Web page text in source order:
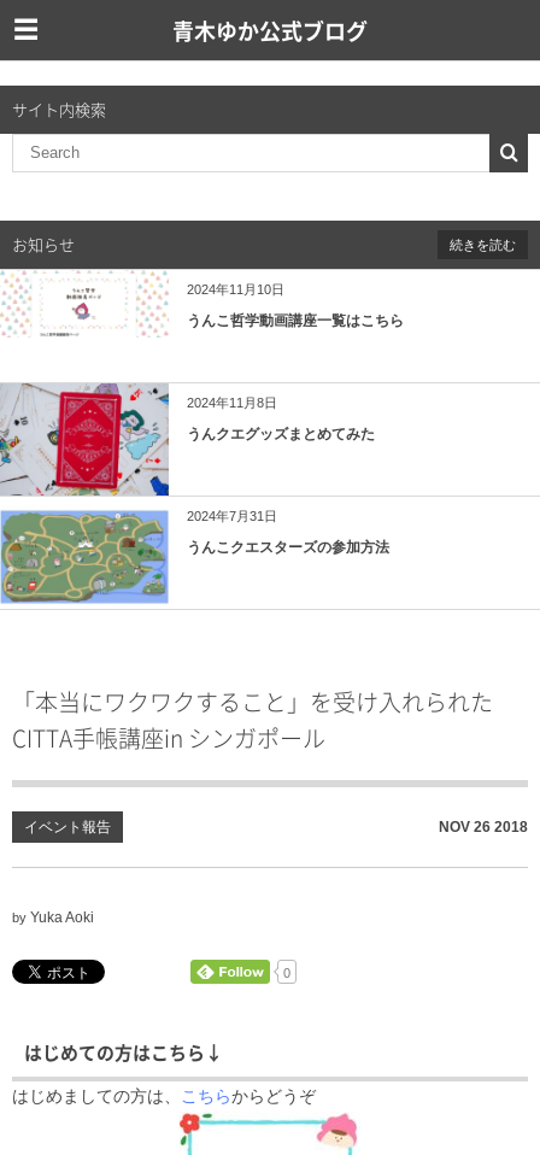
青木ゆか公式ブログ
サイト内検索
お知らせ
2024年11月10日
うんこ哲学動画講座一覧はこちら
2024年11月8日
うんクエグッズまとめてみた
2024年7月31日
うんこクエスターズの参加方法
続きを読む
「本当にワクワクすること」を受け入れられた
CITTA手帳講座in シンガポール
イベント報告 NOV 26 2018
by Yuka Aoki
0
はじめての方はこちら↓
はじめましての方は、 こちらからどうぞ